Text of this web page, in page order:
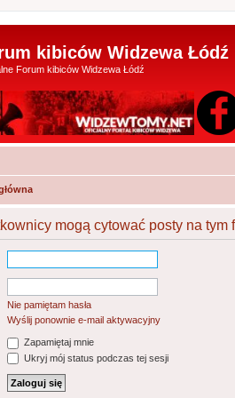
kibiców Widzewa Łódź
Forum kibiców Widzewa Łódź
mogą cytować posty na tym
Nie pamiętam hasła
Wyślij ponownie e-mail aktywacyjny
Zapamiętaj mnie
Ukryj mój status podczas tej sesji